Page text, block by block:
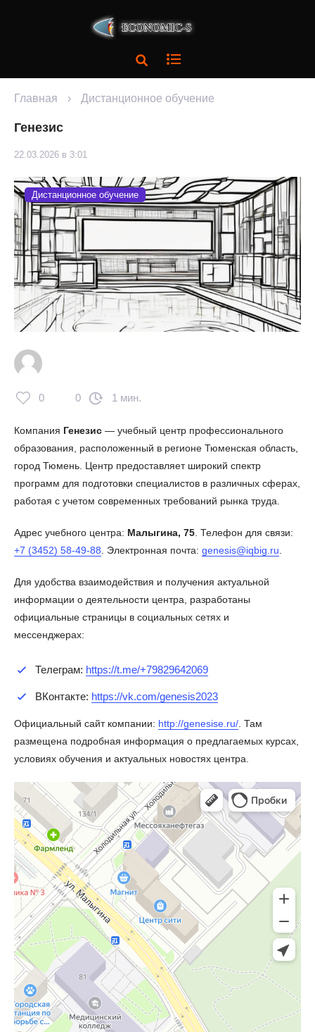
Главная › Дистанционное обучение
Генезис
22.03.2026 в 3:01
Дистанционное обучение
0 0 1 мин.
Компания Генезис — учебный центр профессионального
образования, расположенный в регионе Тюменская область,
город Тюмень. Центр предоставляет широкий спектр
программ для подготовки специалистов в различных сферах,
работая с учетом современных требований рынка труда.
Адрес учебного центра: Малыгина, 75 . Телефон для связи:
+7 (3452) 58-49-88 . Электронная почта: genesis@iqbig.ru
Для удобства взаимодействия и получения актуальной
информации о деятельности центра, разработаны
официальные страницы в социальных сетях и
мессенджерах:
Телеграм: https://t.me/+79829642069
ВКонтакте: https://vk.com/genesis2023
Официальный сайт компании: http://genesise.ru/ . Там
размещена подробная информация о предлагаемых курсах,
условиях обучения и актуальных новостях центра.